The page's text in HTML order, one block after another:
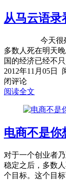
从马云语录
今天很残酷，
多数人死在明天
国的经济已经不
2012年11月05日
闭评论
阅读全文
电商不是你
对于一个创业者
稳定之后，多数
个目标。这个目